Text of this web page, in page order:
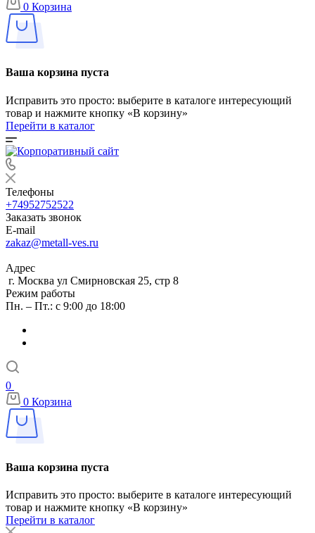
0 Корзина
Ваша корзина пуста
Исправить это просто: выберите в каталоге интересующий
товар и нажмите кнопку «В корзину»
Перейти в каталог
Телефоны
+74952752522
Заказать звонок
E-mail
zakaz@metall-ves.ru
Адрес
г. Москва ул Смирновская 25, стр 8
Режим работы
Пн. – Пт.: с 9:00 до 18:00
0
0 Корзина
Ваша корзина пуста
Исправить это просто: выберите в каталоге интересующий
товар и нажмите кнопку «В корзину»
Перейти в каталог